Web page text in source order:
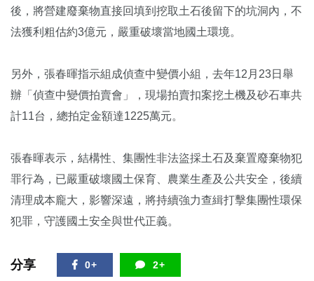
後，將營建廢棄物直接回填到挖取土石後留下的坑洞內，不
法獲利粗估約3億元，嚴重破壞當地國土環境。
另外，張春暉指示組成偵查中變價小組，去年12月23日舉
辦「偵查中變價拍賣會」，現場拍賣扣案挖土機及砂石車共
計11台，總拍定金額達1225萬元。
張春暉表示，結構性、集團性非法盜採土石及棄置廢棄物犯
罪行為，已嚴重破壞國土保育、農業生產及公共安全，後續
清理成本龐大，影響深遠，將持續強力查緝打擊集團性環保
犯罪，守護國土安全與世代正義。
分享 0+ 2+